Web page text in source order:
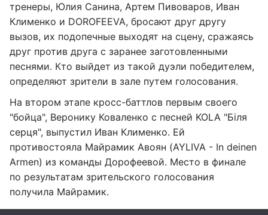
тренеры, Юлия Санина, Артем Пивоваров, Иван
Клименко и DOROFEEVA, бросают друг другу
вызов, их подопечные выходят на сцену, сражаясь
друг против друга с заранее заготовленными
песнями. Кто выйдет из такой дуэли победителем,
определяют зрители в зале путем голосования.
На втором этапе кросс-баттлов первым своего
"бойца", Веронику Коваленко с песней KOLA "Біля
серця", выпустил Иван Клименко. Ей
противостояла Майрамик Авоян (AYLIVA - In deinen
Armen) из команды Дорофеевой. Место в финале
по результатам зрительского голосования
получила Майрамик.